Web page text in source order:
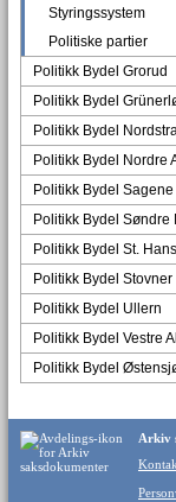
Styringssystem
Politiske partier
Politikk Bydel Grorud
Politikk Bydel
Politikk Bydel
Politikk Bydel Nordre
Politikk Bydel Sagene
Politikk Bydel Søndre
Politikk Bydel St.
Politikk Bydel Stovner
Politikk Bydel Ullern
Politikk Bydel Vestre
Politikk Bydel
Arkiv